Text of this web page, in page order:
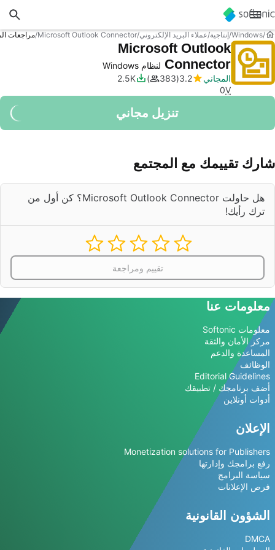
Windows إنتاجية عملاء البريد الإلكتروني Microsoft Outlook Connector مراجعات
Microsoft Outlook
Connector لنظام Windows
المجاني
3.2
383
2.5K
V
0
تنزيل مجاني
شارك تقييمك مع المجتمع
هل حاولت Microsoft Outlook Connector؟ كن أول من
ترك رأيك!
تقييم ومراجعة
معلومات عنا
معلومات Softonic
مركز الأمان والثقة
المساعدة والدعم
الوظائف
Editorial Guidelines
أضف برنامجك / تطبيقك
أدوات أونلاين
الإعلان
Monetization solutions for Publishers
رفع برامجك وإدارتها
سياسة البرامج
فرص الإعلانات
الشؤون القانونية
DMCA